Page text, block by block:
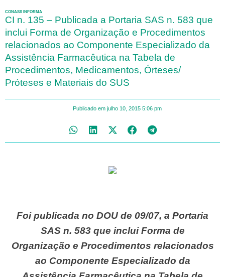
CONASS INFORMA
CI n. 135 – Publicada a Portaria SAS n. 583 que
inclui Forma de Organização e Procedimentos
relacionados ao Componente Especializado da
Assistência Farmacêutica na Tabela de
Procedimentos, Medicamentos, Órteses/
Próteses e Materiais do SUS
Publicado em julho 10, 2015 5:06 pm
Foi publicada no DOU de 09/07, a Portaria
SAS n. 583 que inclui Forma de
Organização e Procedimentos relacionados
ao Componente Especializado da